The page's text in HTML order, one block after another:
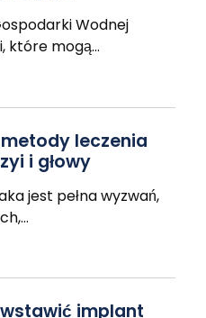
Wodnej
które mogą…
leczenia
i głowy
jest pełna wyzwań,
…
implant